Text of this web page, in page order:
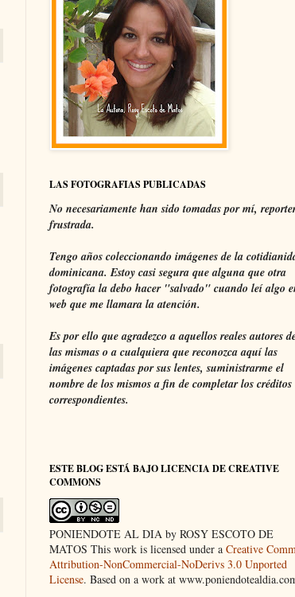
LAS FOTOGRAFIAS PUBLICADAS
No necesariamente han sido tomadas por mí,
frustrada.
Tengo años coleccionando imágenes de la
dominicana. Estoy casi segura que alguna que otra
fotografía la debo hacer "salvado" cuando leí algo
web que me llamara la atención.
Es por ello que agradezco a aquellos reales autores
las mismas o a cualquiera que reconozca aquí las
imágenes captadas por sus lentes, suministrarme el
nombre de los mismos a fin de completar los créditos
correspondientes.
ESTE BLOG ESTÁ BAJO LICENCIA DE CREATIVE
COMMONS
PONIENDOTE AL DIA by ROSY ESCOTO DE
MATOS This work is licensed under a Creative
Attribution-NonCommercial-NoDerivs 3.0 Unported
License. Based on a work at